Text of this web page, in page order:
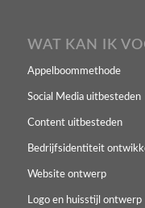
WAT KAN IK
Appelboommethode
Social Media uitbesteden
Content uitbesteden
Bedrijfsidentiteit
Website ontwerp
Logo en huisstijl ontwerp